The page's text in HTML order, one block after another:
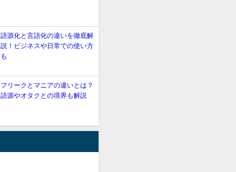
語源化と言語化の違いを徹底解
説！ビジネスや日常での使い方
も
フリークとマニアの違いとは？
語源やオタクとの境界も解説